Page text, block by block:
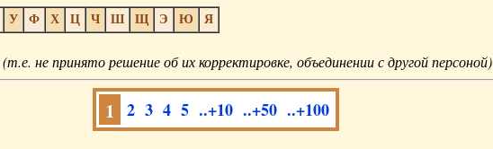
У Ф Х Ц Ч Ш Щ Э Ю Я
не принято решение об их корректировке, объединении с другой персоной)
1 2 3 4 5 ..+10 ..+50 ..+100